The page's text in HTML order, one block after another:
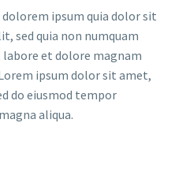
dolorem ipsum quia dolor sit
sed quia non numquam
et dolore magnam
ipsum dolor sit amet,
do eiusmod tempor
aliqua.